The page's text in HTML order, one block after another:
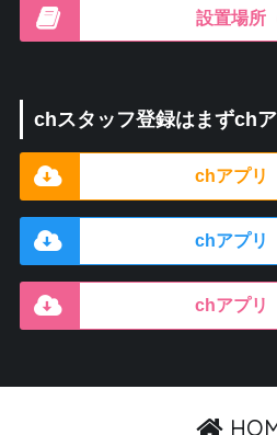
設置場所
chスタッフ登録はまずch
chアプリ
chアプリ
chアプリ